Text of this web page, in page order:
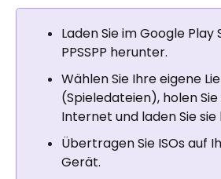
Laden Sie im Google
PPSSPP herunter.
Wählen Sie Ihre eigene
(Spieledateien), holen
Internet und laden Sie
Übertragen Sie ISOs auf
Gerät.